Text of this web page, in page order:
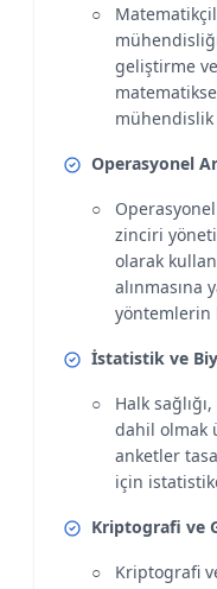
geliştirme
mühendislik
Operasyonel
zinciri
olarak
alınmasına
yöntemlerin
İstatistik ve
Halk
dahil olmak
anketler
için
Kriptografi ve
Kriptografi